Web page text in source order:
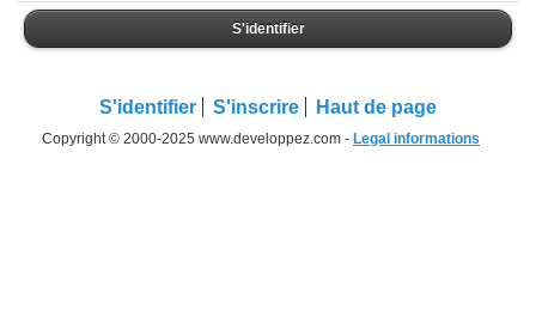
S'identifier
S'identifier S'inscrire Haut de page
Copyright © 2000-2025 www.developpez.com - Legal informations